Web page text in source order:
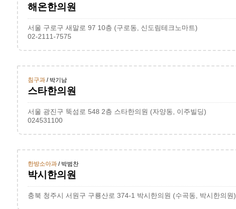
해온한의원
서울 구로구 새말로 97 10층 (구로동, 신도림테크노마트)
02-2111-7575
침구과/ 박기남
스타한의원
서울 광진구 뚝섬로 548 2층 스타한의원 (자양동, 이주빌딩)
024531100
한방소아과/ 박범찬
박시한의원
충북 청주시 서원구 구룡산로 374-1 박시한의원 (수곡동, 박시한의원)